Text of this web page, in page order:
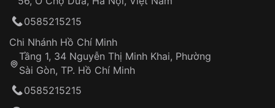
Khách hàng kiểm tra và thanh toán trực tiếp
Đảm bảo quyền lợi khách hàng
Đồng hành cùng khách hàng trong suốt quá
trình sử dụng
0585215215
Chi Nhánh Hồ Chí Minh
Tầng 1, 34 Nguyễn Thị Minh Khai, Phường
Sài Gòn, TP. Hồ Chí Minh
0585215215